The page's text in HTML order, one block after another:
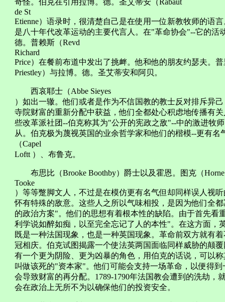
奇怪。伯克在引用拉博。德。圣艾蒂安（Rabaut
de St
Etienne）语录时，很清楚自己是在使用一位新教牧师的语
是八十年代改革运动的主要代言人。在"革命协会"--它的活
德。普赖斯（Revd
Richard
Price）在餐前布道中发出了挑衅。他和他的朋友约瑟夫。普
Priestley）与拉博。德。圣艾蒂安和阿贝。
西哀耶士（Abbe Sieyes
）如出一辙。他们或者是作为不信国教的教士反对排斥异
寺院财富的重新分配中获益，他们全都处心积虑地传播有
些改革派社团--伯克称其为"公开的宪政之敌"--中的激进牧
从。伯克极为蔑视英国的业余哲学家和他们的楷模--更有
（Capel
Loftt ）、布鲁克。
布思比（Brooke Boothby）爵士以及霍恩。图克（Horne
Tooke
）等等蹩脚文人，不过是在模仿更有名气但却同样误人视
怀有特殊的敌意。这些人之所以气味相投，是因为他们全
的政治方案"。他们的思想有着根本性的缺陷。由于首先看
利学说如醉如痴，以至完全忘记了人的本性"。在这方面，
既是一种法国现象，也是一种英国现象。革命前双方就有
冠相庆。伯克试图揭露一个使法英两国面临同样威胁的
有一个更为阴险、更为凶暴的角色，用伯克的话说，可以
叫做该死的"资本家"。他们可能会支持一场革命，以便得
会导致财富的再分配。1789-1790年法国教会遭到的洗劫
会在政治上无所不为以确保他们的投资安全。